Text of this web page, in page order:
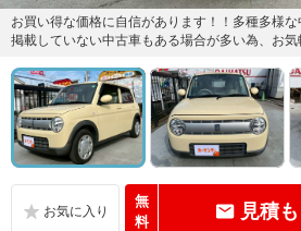
お買い得な価格に自信があります！！多種多様な
掲載していない中古車もある場合が多い為、お気
無
料
見積